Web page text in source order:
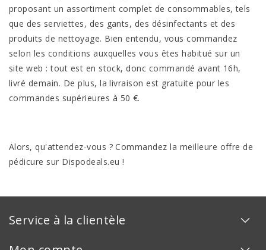
proposant un assortiment complet de consommables, tels
que des serviettes, des gants, des désinfectants et des
produits de nettoyage. Bien entendu, vous commandez
selon les conditions auxquelles vous êtes habitué sur un
site web : tout est en stock, donc commandé avant 16h,
livré demain. De plus, la livraison est gratuite pour les
commandes supérieures à 50 €.
Alors, qu'attendez-vous ? Commandez la meilleure offre de
pédicure sur Dispodeals.eu !
Service à la clientèle